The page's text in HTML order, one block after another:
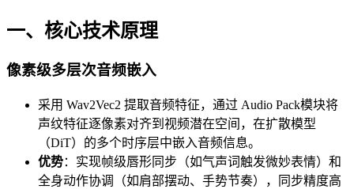
一、核心技术原理
像素级多层次音频嵌入
采用 Wav2Vec2 提取音频特征，通过 Audio Pack模块将
声纹特征逐像素对齐到视频潜在空间，在扩散模型
（DiT）的多个时序层中嵌入音频信息。
优势：实现帧级唇形同步（如气声词触发微妙表情）和
全身动作协调（如肩部摆动、手势节奏），同步精度高